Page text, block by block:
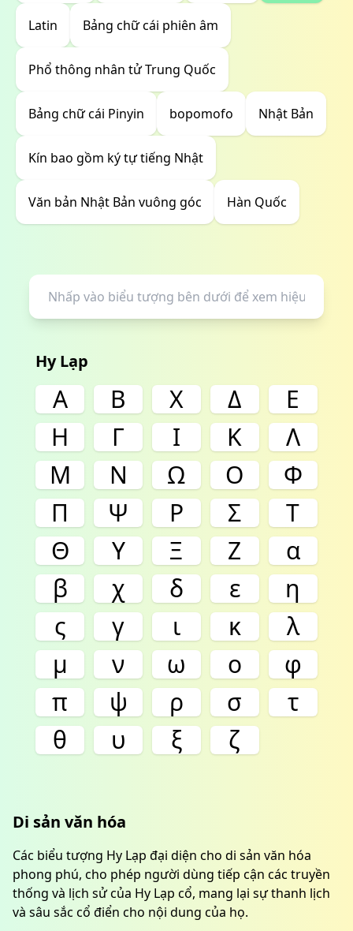
Latin Bảng chữ cái phiên âm
Phổ thông nhân tử Trung Quốc
Bảng chữ cái Pinyin bopomofo Nhật Bản
Kín bao gồm ký tự tiếng Nhật
Văn bản Nhật Bản vuông góc Hàn Quốc
Hy Lạp
Α Β Χ Δ
Ε
Η
Γ Ι Κ
Λ
Μ
Ν Ω Ο
Φ
Π
Ψ Ρ Σ
Τ
Θ
Υ Ξ Ζ
α
β
χ δ ε
η
ς
γ ι κ
λ
μ
ν ω ο
φ
π
ψ ρ σ
τ
θ
υ ξ ζ
Di sản văn hóa
Các biểu tượng Hy Lạp đại diện cho di sản văn hóa
phong phú, cho phép người dùng tiếp cận các truyền
thống và lịch sử của Hy Lạp cổ, mang lại sự thanh lịch
và sâu sắc cổ điển cho nội dung của họ.